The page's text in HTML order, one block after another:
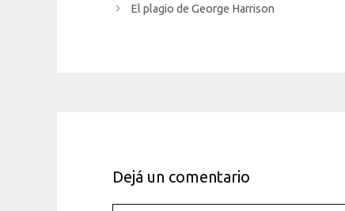
El plagio de George Harrison
Dejá un comentario